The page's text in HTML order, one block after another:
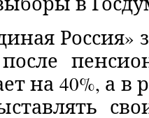
Россия»
после
на 40%, а в